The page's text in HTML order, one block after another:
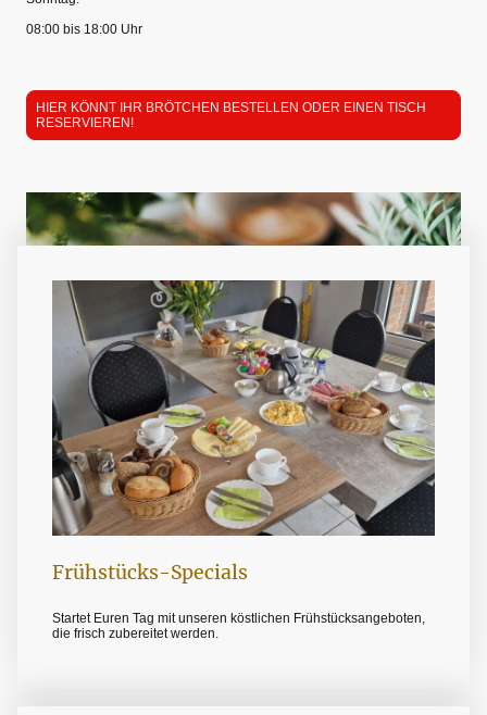
08:00 bis 18:00 Uhr
HIER KÖNNT IHR BRÖTCHEN BESTELLEN ODER EINEN TISCH
RESERVIEREN!
Frühstücks-Specials
Startet Euren Tag mit unseren köstlichen Frühstücksangeboten,
die frisch zubereitet werden.